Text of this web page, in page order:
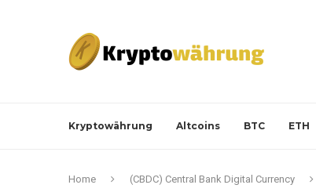
Kryptowährung Altcoins BTC ETH
Home (CBDC) Central Bank Digital Currency